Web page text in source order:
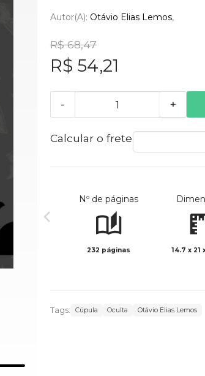
Autor(a): Otávio Elias Lemos
R$ 68,47
R$ 54,21
- +
Calcular o frete
Nº de páginas
232 páginas 14.7 x 21
Tags: Cúpula Oculta Otávio Elias Lemos